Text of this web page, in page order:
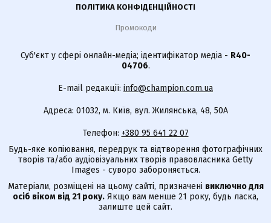
ПОЛІТИКА КОНФІДЕНЦІЙНОСТІ
Промокоди
Суб'єкт у сфері онлайн-медіа; ідентифікатор медіа - R40-
04706.
E-mail редакції: info@champion.com.ua
Адреса: 01032, м. Київ, вул. Жилянська, 48, 50А
Телефон: +380 95 641 22 07
Будь-яке копіювання, передрук та відтворення фотографічних
творів та/або аудіовізуальних творів правовласника Getty
Images - суворо забороняється.
Матеріали, розміщені на цьому сайті, призначені виключно для
осіб віком від 21 року. Якщо вам менше 21 року, будь ласка,
залиште цей сайт.